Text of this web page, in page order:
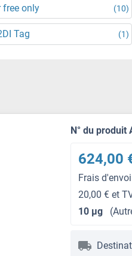
free only (10)
Tag (1)
N° du produit
624,00
Frais
20,00 € et
10 μg